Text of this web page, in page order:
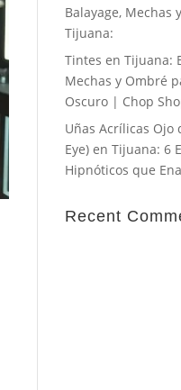
Balayage, Mechas
Tijuana:
Tintes en Tijuana:
Mechas y Ombré
Oscuro | Chop
Uñas Acrílicas Ojo
Eye) en Tijuana: 6
Hipnóticos que
Recent